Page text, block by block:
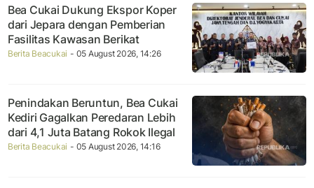
Bea Cukai Dukung Ekspor Koper
dari Jepara dengan Pemberian
Fasilitas Kawasan Berikat
Berita Beacukai - 05 August 2026, 14:26
Penindakan Beruntun, Bea Cukai
Kediri Gagalkan Peredaran Lebih
dari 4,1 Juta Batang Rokok Ilegal
Berita Beacukai - 05 August 2026, 14:16